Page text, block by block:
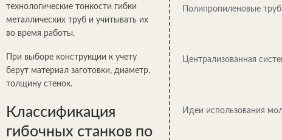
технологические тонкости гибки
металлических труб и учитывать их
во время работы.
При выборе конструкции к учету
берут материал заготовки, диаметр,
толщину стенок.
Классификация
гибочных станков по
Полипропиленовые
Централизованная
Идеи использования